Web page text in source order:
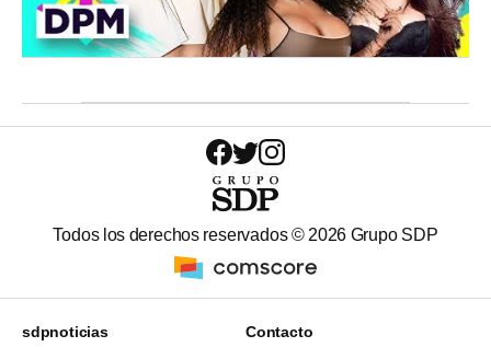
Todos los derechos reservados © 2026 Grupo SDP
sdpnoticias Contacto